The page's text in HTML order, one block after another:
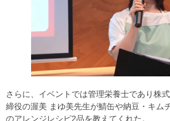
さらに、イベントでは管理栄養士であり株
締役の渥美 まゆ美先生が鯖缶や納豆・キム
のアレンジレシピ2品を教えてくれた。